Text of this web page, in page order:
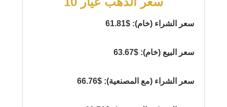
سعر الشراء (خام): $61.81
سعر البيع (خام): $63.67
سعر الشراء (مع المصنعية): $66.76